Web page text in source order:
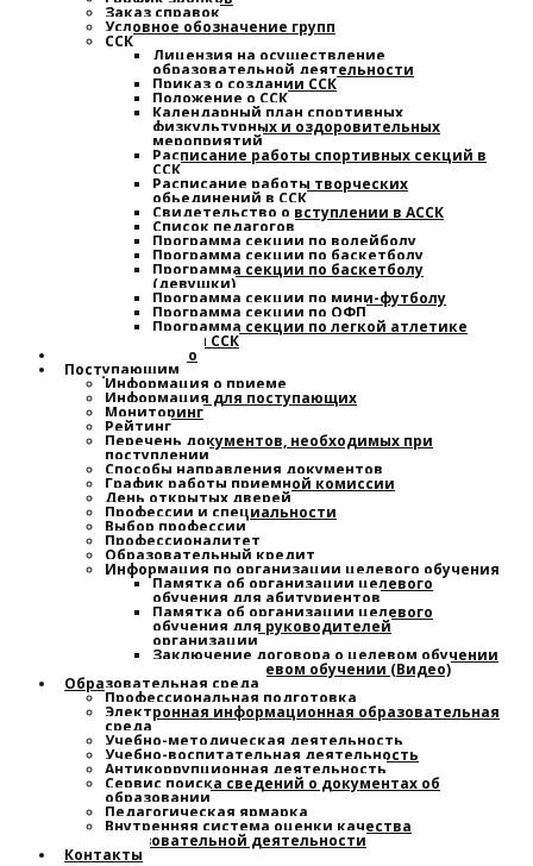
Заказ справок
Условное обозначение групп
ССК
Лицензия на осуществление
образовательной деятельности
Приказ о создании ССК
Положение о ССК
Календарный план спортивных,
физкультурных и оздоровительных
мероприятий
Расписание работы спортивных секций в
ССК
Расписание работы творческих
обьединений в ССК
Свидетельство о вступлении в АССК
Список педагогов
Программа секции по волейболу
Программа секции по баскетболу
Программа секции по баскетболу
(девушки)
Программа секции по мини-футболу
Программа секции по ОФП
Программа секции по легкой атлетике
План работы ССК
Наставничество
Поступающим
Информация о приеме
Информация для поступающих
Мониторинг
Рейтинг
Перечень документов, необходимых при
поступлении
Способы направления документов
График работы приемной комиссии
День открытых дверей
Профессии и специальности
Выбор профессии
Профессионалитет
Образовательный кредит
Информация по организации целевого обучения
Памятка об организации целевого
обучения для абитуриентов
Памятка об организации целевого
обучения для руководителей
организации
Заключение договора о целевом обучении
Узнайте о целевом обучении (Видео)
Образовательная среда
Профессиональная подготовка
Электронная информационная образовательная
среда
Учебно-методическая деятельность
Учебно-воспитательная деятельность
Антикоррупционная деятельность
Сервис поиска сведений о документах об
образовании
Педагогическая ярмарка
Внутренняя система оценки качества
образовательной деятельности
Контакты